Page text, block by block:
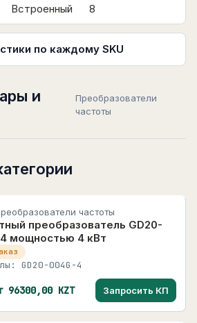
Встроенный 8
по каждому SKU
и
Преобразователи
частоты
частоты
преобразователь GD20-
мощностью 4 кВт
GD20-004G-4
96300,00 KZT Запросить КП